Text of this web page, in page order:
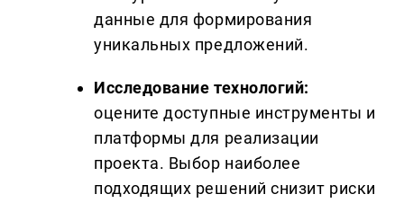
данные для формирования
уникальных предложений.
Исследование технологий:
оцените доступные инструменты и
платформы для реализации
проекта. Выбор наиболее
подходящих решений снизит риски